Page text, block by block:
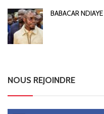
BABACAR
NOUS REJOINDRE